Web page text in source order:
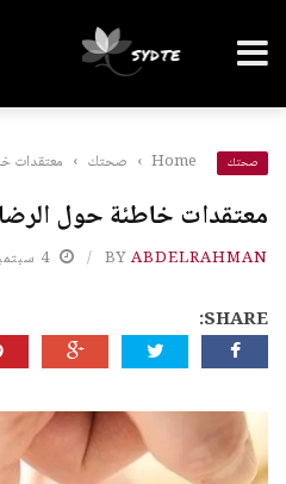
صحتك Home
› صحتك › معتقدات
معتقدات خاطئة حول
BYABDELRAHMAN 4 سبتمبر، 2020
SHARE: